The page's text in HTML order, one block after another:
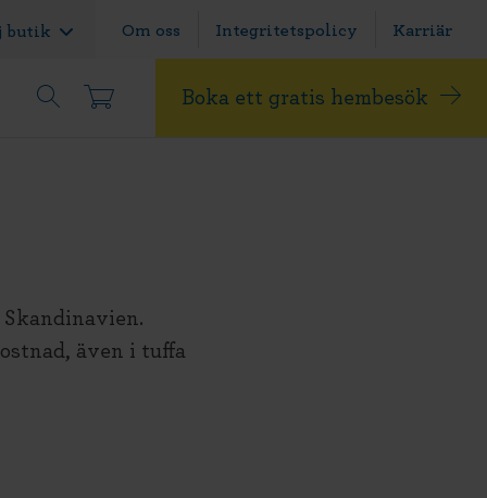
butik Om oss Integritetspolicy Karriär
Boka ett gratis hembesök
även i tuffa